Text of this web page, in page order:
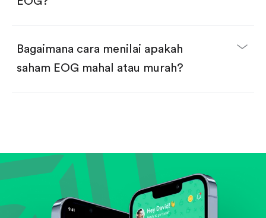
Bagaimana cara menilai apakah
saham EOG mahal atau murah?
Lihat pertumbuhan pendapatan & laba.
Cek margin dan arus kas.
Evaluasi prospek bisnis dan posisi perusahaan di
industrinya.